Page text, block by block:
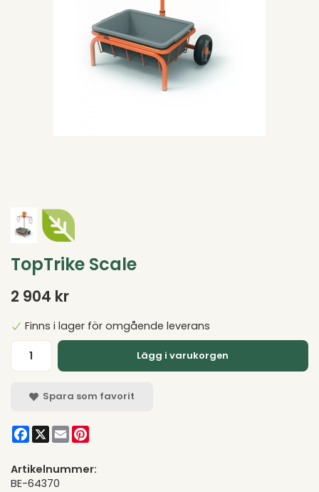
TopTrike Scale
2 904 kr
Finns i lager för omgående leverans
Lägg i varukorgen
Spara som favorit
Facebook
X Email
Artikelnummer:
BE-64370